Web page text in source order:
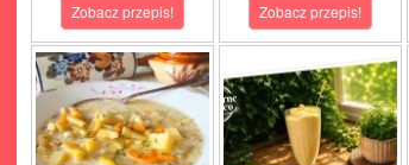
Zobacz przepis! Zobacz przepis!